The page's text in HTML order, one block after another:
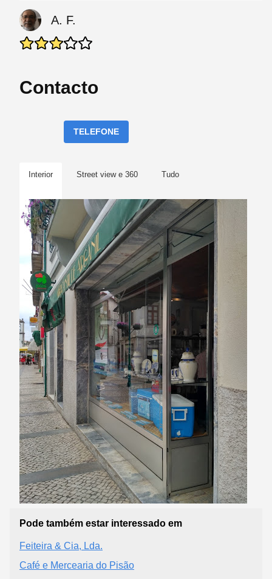
A. F.
Contacto
TELEFONE
Interior Street view e 360 Tudo
Pode também estar interessado em
Feiteira & Cia, Lda.
Café e Mercearia do Pisão